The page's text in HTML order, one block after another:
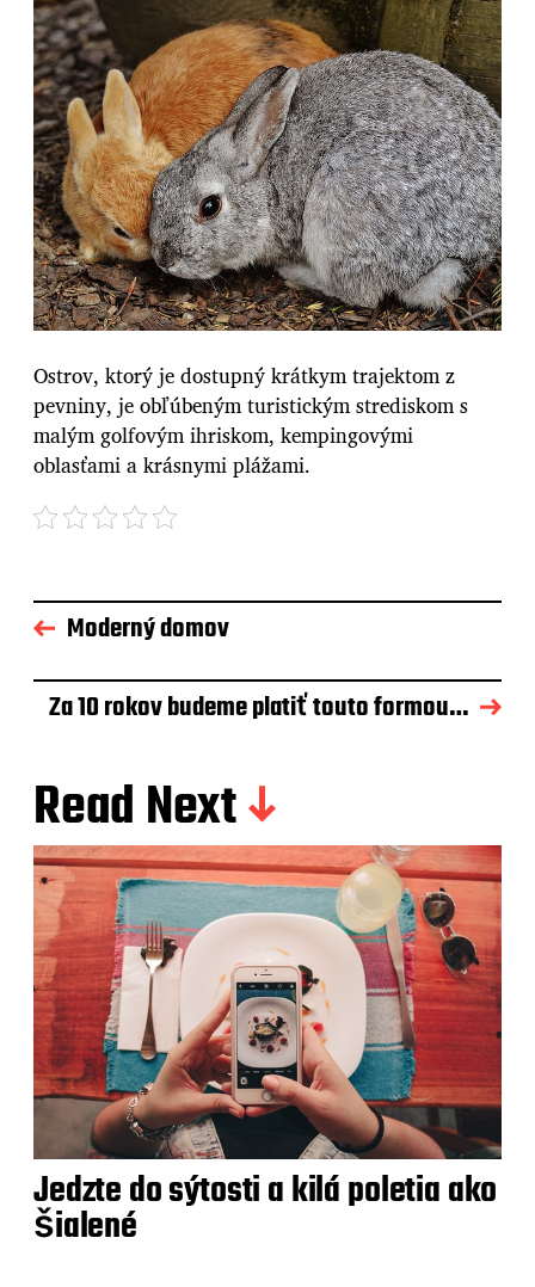
Ostrov, ktorý je dostupný krátkym trajektom z
pevniny, je obľúbeným turistickým strediskom s
malým golfovým ihriskom, kempingovými
oblasťami a krásnymi plážami.
Moderný domov
Za 10 rokov budeme platiť touto formou…
Read Next
Jedzte do sýtosti a kilá poletia ako
šialené